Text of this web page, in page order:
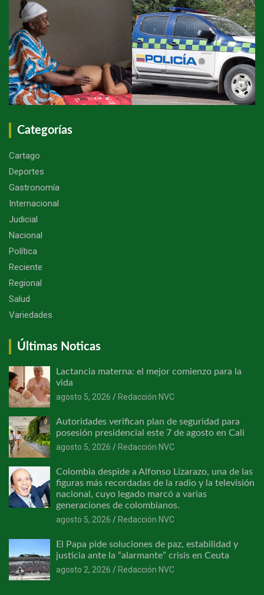
Categorías
Cartago
Deportes
Gastronomía
Internacional
Judicial
Nacional
Política
Reciente
Regional
Salud
Variedades
Últimas Noticas
Lactancia materna: el mejor comienzo para la
vida
agosto 5, 2026
Redacción NVC
Autoridades verifican plan de seguridad para
posesión presidencial este 7 de agosto en Cali
agosto 5, 2026
Redacción NVC
Colombia despide a Alfonso Lizarazo, una de las
figuras más recordadas de la radio y la televisión
nacional, cuyo legado marcó a varias
generaciones de colombianos.
agosto 5, 2026
Redacción NVC
El Papa pide soluciones de paz, estabilidad y
justicia ante la “alarmante” crisis en Ceuta
agosto 2, 2026
Redacción NVC